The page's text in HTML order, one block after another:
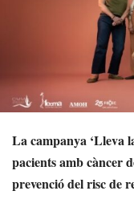
La campanya ‘Lleva
pacients amb càncer
prevenció del risc de